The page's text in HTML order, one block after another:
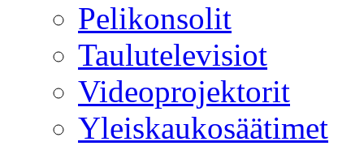
Pelikonsolit
Taulutelevisiot
Videoprojektorit
Yleiskaukosäätimet